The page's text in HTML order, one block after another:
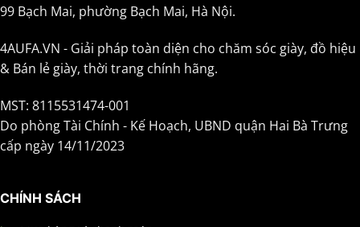
99 Bạch Mai, phường Bạch Mai, Hà Nội.
4AUFA.VN - Giải pháp toàn diện cho chăm sóc giày, đồ hiệu
& Bán lẻ giày, thời trang chính hãng.
MST: 8115531474-001
Do phòng Tài Chính - Kế Hoạch, UBND quận Hai Bà Trưng
cấp ngày 14/11/2023
CHÍNH SÁCH